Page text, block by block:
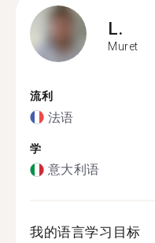
L.
Muret
流利
法语
学
意大利语
我的语言学习目标